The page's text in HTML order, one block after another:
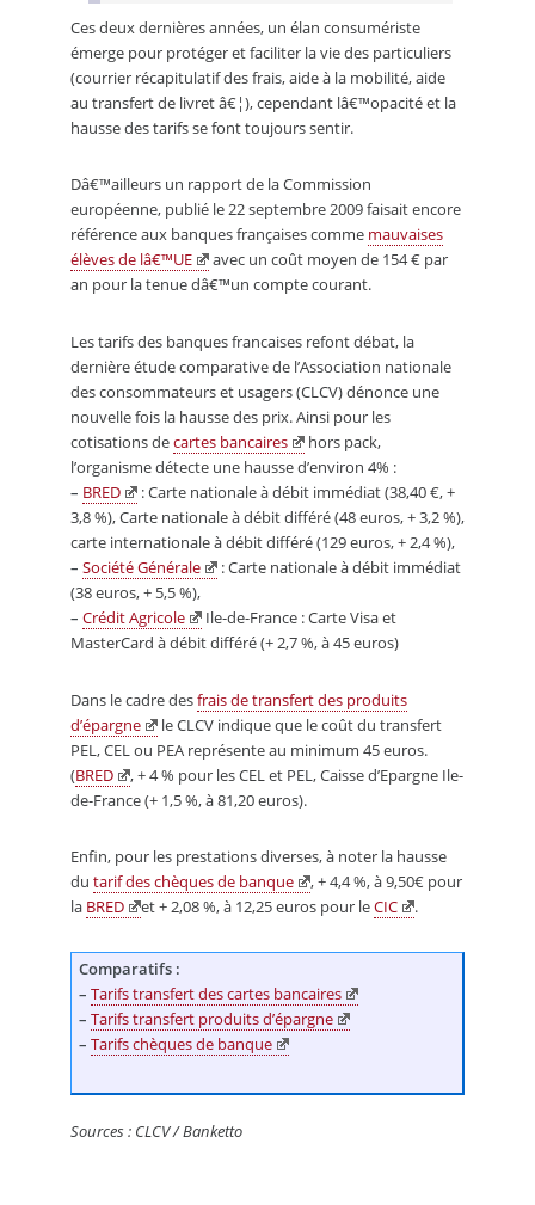
Ces deux dernières années, un élan consumériste
émerge pour protéger et faciliter la vie des particuliers
(courrier récapitulatif des frais, aide à la mobilité, aide
au transfert de livret â€¦), cependant lâ€™opacité et la
hausse des tarifs se font toujours sentir.
Dâ€™ailleurs un rapport de la Commission
européenne, publié le 22 septembre 2009 faisait encore
référence aux banques françaises comme mauvaises
élèves de lâ€™UE
avec un coût moyen de 154 € par
an pour la tenue dâ€™un compte courant.
Les tarifs des banques francaises refont débat, la
dernière étude comparative de l’Association nationale
des consommateurs et usagers (CLCV) dénonce une
nouvelle fois la hausse des prix. Ainsi pour les
cotisations decartes bancaires
hors pack,
l’organisme détecte une hausse d’environ 4% :
– BRED
: Carte nationale à débit immédiat (38,40 €, +
3,8 %), Carte nationale à débit différé (48 euros, + 3,2 %),
carte internationale à débit différé (129 euros, + 2,4 %),
– Société Générale
: Carte nationale à débit immédiat
(38 euros, + 5,5 %),
– Crédit Agricole
Ile-de-France : Carte Visa et
MasterCard à débit différé (+ 2,7 %, à 45 euros)
Dans le cadre desfrais de transfert des produits
d’épargne
le CLCV indique que le coût du transfert
PEL, CEL ou PEA représente au minimum 45 euros.
(BRED
, + 4 % pour les CEL et PEL, Caisse d’Epargne Ile-
de-France (+ 1,5 %, à 81,20 euros).
Enfin, pour les prestations diverses, à noter la hausse
du tarif des chèques de banque
, + 4,4 %, à 9,50€ pour
la BRED et + 2,08 %, à 12,25 euros pour leCIC .
Comparatifs :
– Tarifs transfert des cartes bancaires
– Tarifs transfert produits d’épargne
– Tarifs chèques de banque
Sources : CLCV / Banketto